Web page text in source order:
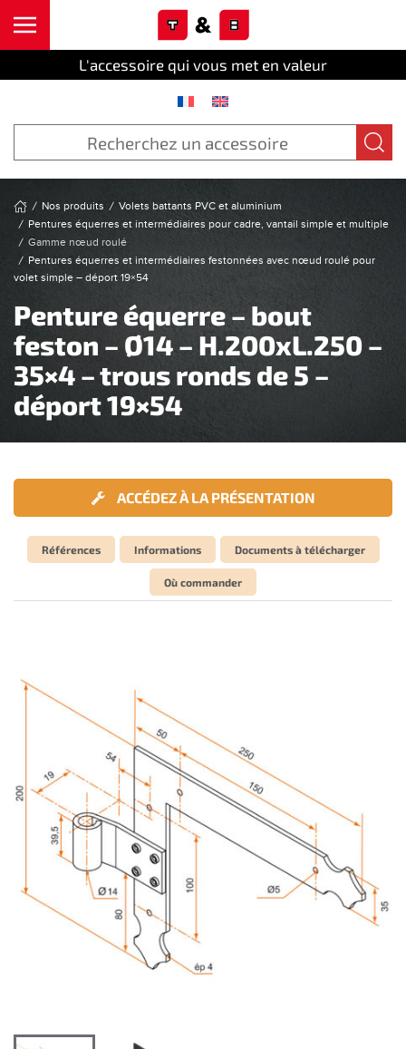
L'accessoire qui vous met en valeur
Nos produits
Volets battants PVC et aluminium
Pentures équerres et intermédiaires pour cadre, vantail simple et multiple
Gamme nœud roulé
Pentures équerres et intermédiaires festonnées avec nœud roulé pour
volet simple – déport 19×54
Penture équerre – bout
feston – Ø14 – H.200xL.250 –
35×4 – trous ronds de 5 –
déport 19×54
ACCÉDEZ À LA PRÉSENTATION
Références Informations Documents à télécharger
Où commander
Cookies management panel